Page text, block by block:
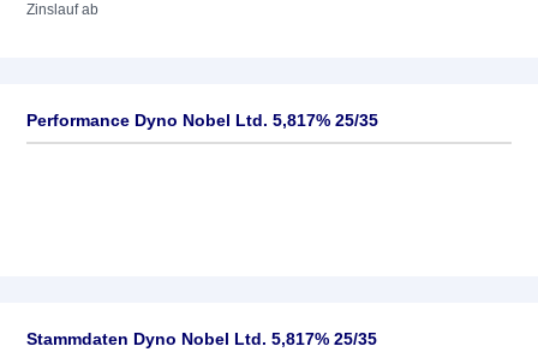
Zinslauf ab
Performance Dyno Nobel Ltd. 5,817% 25/35
Stammdaten Dyno Nobel Ltd. 5,817% 25/35